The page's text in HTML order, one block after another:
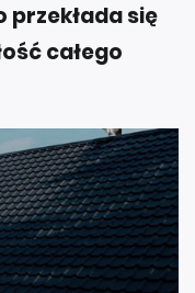
przekłada się
całego